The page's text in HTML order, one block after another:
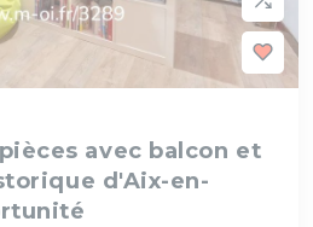
avec balcon et
d'Aix-en-